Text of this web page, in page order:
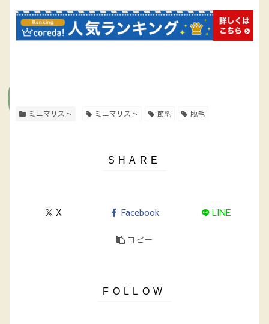
ミニマリスト ミニマリスト 節約 脱毛
X Facebook LINE
コピー